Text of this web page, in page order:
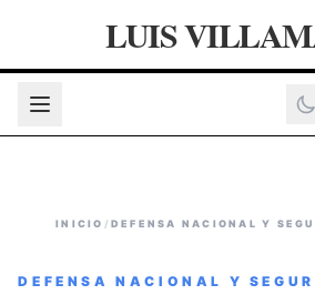
LUIS
INICIO / DEFENSA NACIONAL Y
DEFENSA NACIONAL Y